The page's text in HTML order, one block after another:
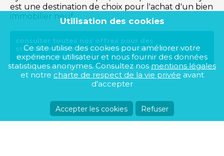
est une destination de choix pour l'achat d'un bien
immobilier neuf.
consulter toutes nos offres pour des
stationnements sur la commune de La Chapelle-
sur-Chézy (02570)
Utilisation des cookies
Ce site utilise des cookies pour améliorer votre
expérience utilisateur et nous fournir des données
statistiques anonymes. Consultez nosmentions légales
et notre charte de respect de la vie privée avant
d'accepter
Accepter les cookies Refuser